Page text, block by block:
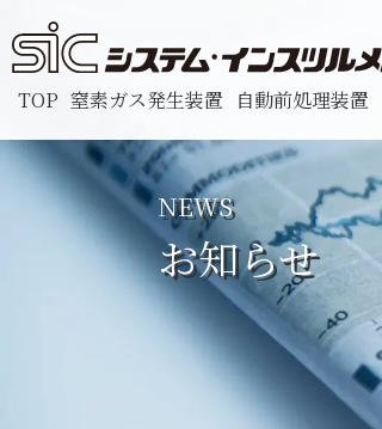
TOP 窒素ガス発生装置 自動前処理装置
NEWS
お知らせ